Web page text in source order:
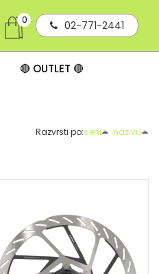
02-771-2441
0
🔴 OUTLET 🔴
Razvrsti po:ceni nazivu